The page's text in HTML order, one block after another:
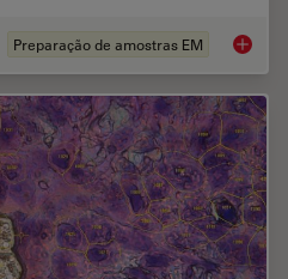
Preparação de amostras EM High-